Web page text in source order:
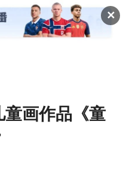
✕
童画作品《童